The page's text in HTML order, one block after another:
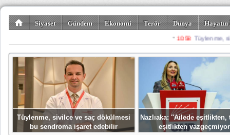
Siyaset Gündem Ekonomi Terör Dünya
Spor Misafir
Tüylenme, sivilce ve saç dökülmesi
bu sendroma işaret edebilir
Nazlıaka: ''Ailede eşitlikten,
eşitlikten